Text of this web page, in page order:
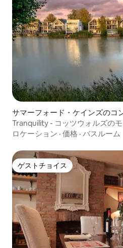
サマーフォード・ケインズのコ
Tranquility - コッツウォルズの
ロケーション · 価格 · バスルーム
ゲストチョイス
ゲストチョイス